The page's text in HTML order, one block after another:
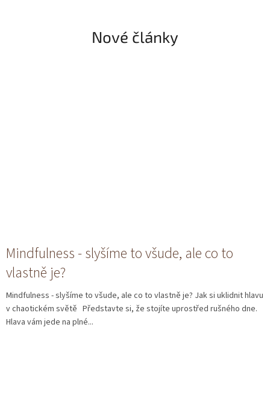
Nové články
Mindfulness - slyšíme to všude, ale co to
vlastně je?
Mindfulness - slyšíme to všude, ale co to vlastně je? Jak si uklidnit hlavu
v chaotickém světě Představte si, že stojíte uprostřed rušného dne.
Hlava vám jede na plné...